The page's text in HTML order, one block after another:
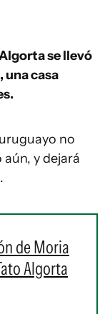
se llevó
una casa
no
y dejará
de Moria
Algorta